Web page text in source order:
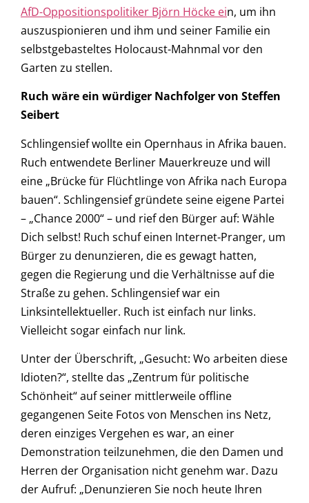
AfD-Oppositionspolitiker Björn Höcke ein, um ihn
auszuspionieren und ihm und seiner Familie ein
selbstgebasteltes Holocaust-Mahnmal vor den
Garten zu stellen.
Ruch wäre ein würdiger Nachfolger von Steffen
Seibert
Schlingensief wollte ein Opernhaus in Afrika bauen.
Ruch entwendete Berliner Mauerkreuze und will
eine „Brücke für Flüchtlinge von Afrika nach Europa
bauen“. Schlingensief gründete seine eigene Partei
– „Chance 2000“ – und rief den Bürger auf: Wähle
Dich selbst! Ruch schuf einen Internet-Pranger, um
Bürger zu denunzieren, die es gewagt hatten,
gegen die Regierung und die Verhältnisse auf die
Straße zu gehen. Schlingensief war ein
Linksintellektueller. Ruch ist einfach nur links.
Vielleicht sogar einfach nur link.
Unter der Überschrift, „Gesucht: Wo arbeiten diese
Idioten?“, stellte das „Zentrum für politische
Schönheit“ auf seiner mittlerweile offline
gegangenen Seite Fotos von Menschen ins Netz,
deren einziges Vergehen es war, an einer
Demonstration teilzunehmen, die den Damen und
Herren der Organisation nicht genehm war. Dazu
der Aufruf: „Denunzieren Sie noch heute Ihren